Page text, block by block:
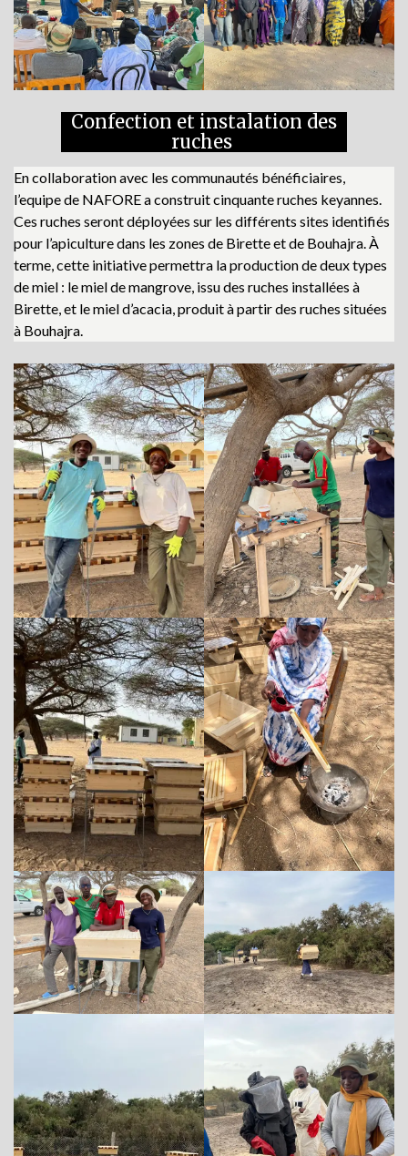
Confection et instalation des
ruches
En collaboration avec les communautés bénéficiaires,
l’equipe de NAFORE a construit cinquante ruches keyannes.
Ces ruches seront déployées sur les différents sites identifiés
pour l’apiculture dans les zones de Birette et de Bouhajra. À
terme, cette initiative permettra la production de deux types
de miel : le miel de mangrove, issu des ruches installées à
Birette, et le miel d’acacia, produit à partir des ruches situées
à Bouhajra.